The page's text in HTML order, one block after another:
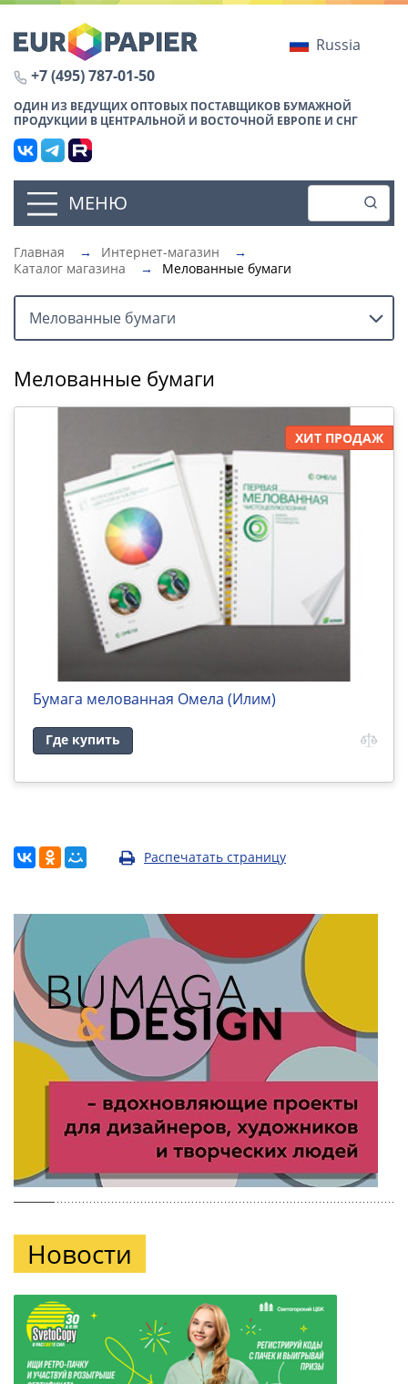
Russia
+7 (495) 787-01-50
ОДИН ИЗ ВЕДУЩИХ ОПТОВЫХ ПОСТАВЩИКОВ БУМАЖНОЙ
ПРОДУКЦИИ В ЦЕНТРАЛЬНОЙ И ВОСТОЧНОЙ ЕВРОПЕ И СНГ
МЕНЮ
Главная → Интернет-магазин
→
Каталог магазина
→ Мелованные бумаги
Мелованные бумаги
Мелованные бумаги
ХИТ ПРОДАЖ
Бумага мелованная Омела (Илим)
Где купить
Распечатать страницу
Новости